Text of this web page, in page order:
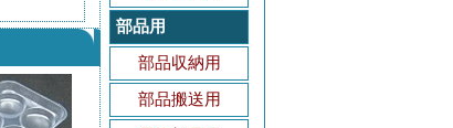
部品用
部品収納用
部品搬送用